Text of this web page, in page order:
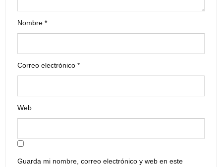
Nombre *
Correo electrónico *
Web
Guarda mi nombre, correo electrónico y web en este